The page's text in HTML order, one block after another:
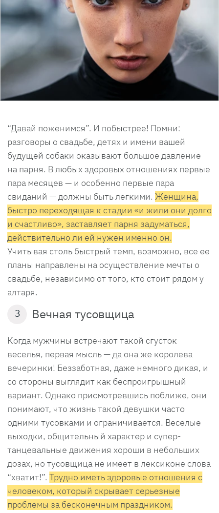
“Давай поженимся”. И побыстрее! Помни:
разговоры о свадьбе, детях и имени вашей
будущей собаки оказывают большое давление
на парня. В любых здоровых отношениях первые
пара месяцев — и особенно первые пара
свиданий — должны быть легкими. Женщина,
быстро переходящая к стадии «и жили они долго
и счастливо», заставляет парня задуматься,
действительно ли ей нужен именно он.
Учитывая столь быстрый темп, возможно, все ее
планы направлены на осуществление мечты о
свадьбе, независимо от того, кто стоит рядом у
алтаря.
3 Вечная тусовщица
Когда мужчины встречают такой сгусток
веселья, первая мысль — да она же королева
вечеринки! Беззаботная, даже немного дикая, и
со стороны выглядит как беспроигрышный
вариант. Однако присмотревшись поближе, они
понимают, что жизнь такой девушки часто
одними тусовками и ограничивается. Веселые
выходки, общительный характер и супер-
танцевальные движения хороши в небольших
дозах, но тусовщица не имеет в лексиконе слова
“хватит!”. Трудно иметь здоровые отношения с
человеком, который скрывает серьезные
проблемы за бесконечным праздником.